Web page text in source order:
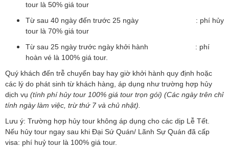
tour là 50% giá tour
Từ sau 40 ngày đến trước 25 ngày : phí hủy
tour là 70% giá tour
Từ sau 25 ngày trước ngày khởi hành : phí
hoàn vé là 100% giá tour.
Quý khách đến trễ chuyến bay hay giờ khởi hành quy định hoặc
các lý do phát sinh từ khách hàng, áp dụng như trường hợp hủy
dịch vụ (tính phí hủy tour 100% giá tour trọn gói) (Các ngày trên chỉ
tính ngày làm việc, trừ thứ 7 và chủ nhật).
Lưu ý: Trường hợp hủy tour không áp dụng cho các dịp Lễ Tết.
Nếu hủy tour ngay sau khi Đại Sứ Quán/ Lãnh Sự Quán đã cấp
visa: phí huỷ tour là 100% giá tour.